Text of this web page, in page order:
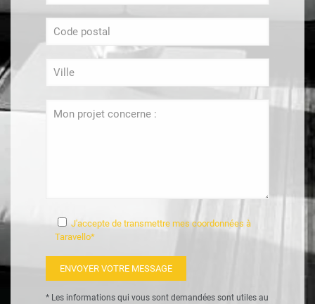
J'accepte de transmettre mes coordonnées à
Taravello*
* Les informations qui vous sont demandées sont utiles au